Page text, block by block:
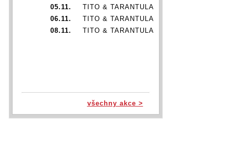
05.11.
TITO & TARANTULA
06.11.
TITO & TARANTULA
08.11.
TITO & TARANTULA
všechny akce >